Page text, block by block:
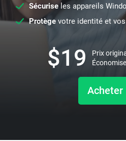
Sécuriseles appareils
Protège votre identité et
Acheter
$19 Prix